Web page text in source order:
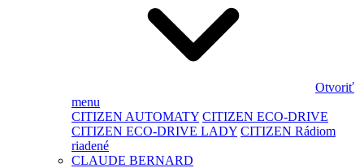
Otvoriť
menu
CITIZEN AUTOMATY CITIZEN ECO-DRIVE
CITIZEN ECO-DRIVE LADY CITIZEN Rádiom
riadené
CLAUDE BERNARD